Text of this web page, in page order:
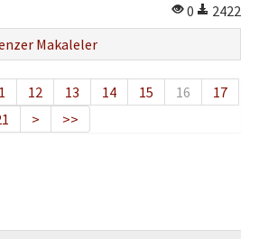
0
2422
Makaleler
12 13 14 15 16
17
> >>